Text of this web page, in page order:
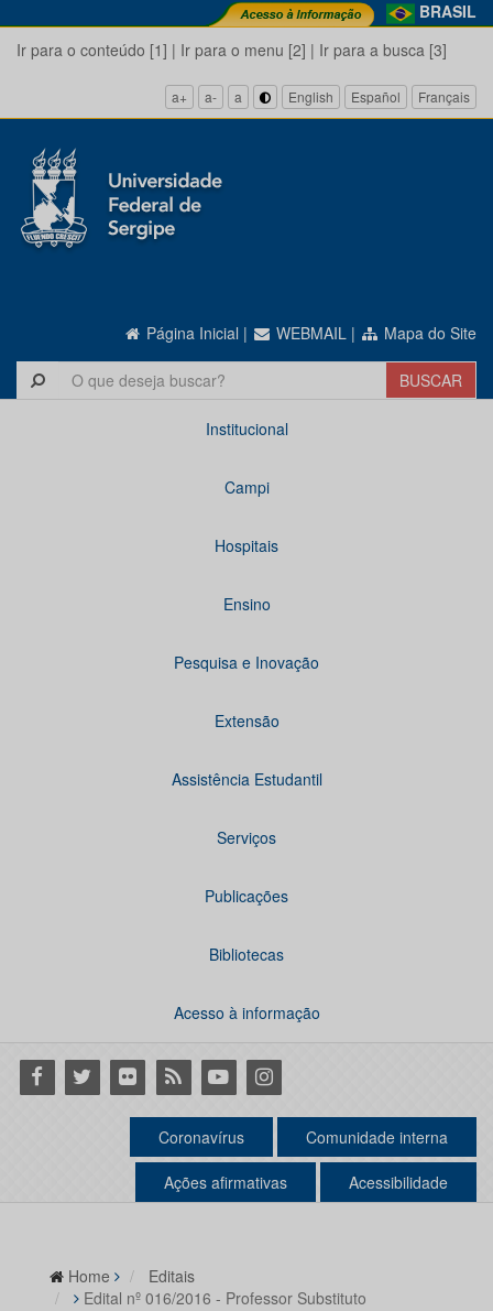
BRASIL
Ir para o conteúdo [1] | Ir para o menu [2] | Ir para a busca [3]
a+ a- a English Español Français
Página Inicial | WEBMAIL | Mapa do Site
Institucional
Campi
Hospitais
Ensino
Pesquisa e Inovação
Extensão
Assistência Estudantil
Serviços
Publicações
Bibliotecas
Acesso à informação
Facebook
Twitter Flickr RSS YoutubeInstagram
Coronavírus Comunidade interna
Ações afirmativas Acessibilidade
Home
Editais
Edital nº 016/2016 - Professor Substituto